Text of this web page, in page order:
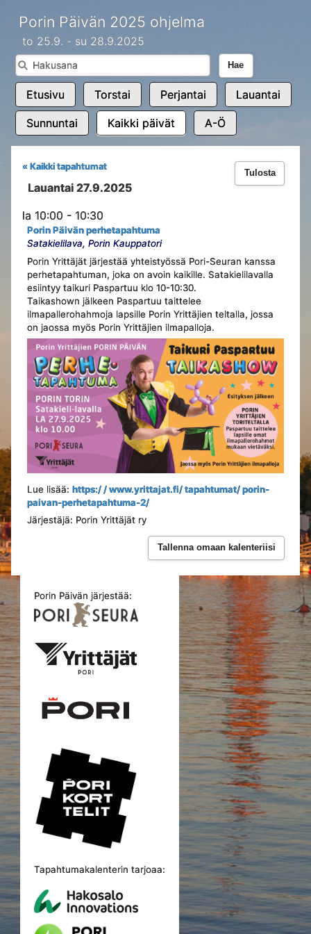
Porin Päivän 2025 ohjelma
to 25.9. - su 28.9.2025
Hae
Etusivu Torstai Perjantai Lauantai
Sunnuntai Kaikki päivät A-Ö
Tulosta
« Kaikki tapahtumat
Lauantai 27.9.2025
la 10:00 - 10:30
Porin Päivän perhetapahtuma
Satakielilava, Porin Kauppatori
Porin Yrittäjät järjestää yhteistyössä Pori-Seuran kanssa
perhetapahtuman, joka on avoin kaikille. Satakielilavalla
esiintyy taikuri Paspartuu klo 10-10:30.
Taikashown jälkeen Paspartuu taittelee
ilmapallerohahmoja lapsille Porin Yrittäjien teltalla, jossa
on jaossa myös Porin Yrittäjien ilmapalloja.
Lue lisää: https:/ / www.yrittajat.fi/ tapahtumat/ porin-
paivan-perhetapahtuma-2/
Järjestäjä: Porin Yrittäjät ry
Tallenna omaan kalenteriisi
Porin Päivän järjestää:
Tapahtumakalenterin tarjoaa: